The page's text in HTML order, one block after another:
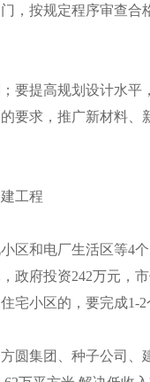
，按规定程序审查合
要提高规划设计水平
要求，推广新材料、
工程
区和电厂生活区等4
政府投资242万元，
宅小区的，要完成1-2
圆集团、种子公司、